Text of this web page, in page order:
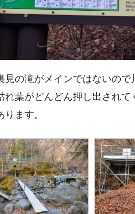
見の滝がメインではないの
れ葉がどんどん押し出さ
ます。